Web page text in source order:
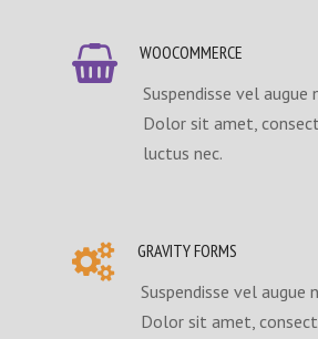
WOOCOMMERCE
Suspendisse vel augue
Dolor sit amet,
luctus nec.
GRAVITY FORMS
Suspendisse vel augue
Dolor sit amet,